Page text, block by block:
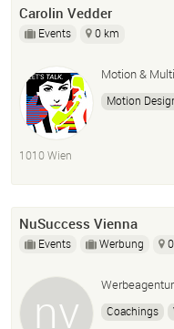
Carolin Vedder
Events 0 km
Motion &
Motion
1010 Wien
NuSuccess Vienna
Events Werbung
Coachings